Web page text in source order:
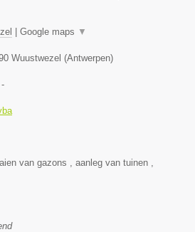
Google maps ▼
Wuustwezel (Antwerpen)
-
van gazons , aanleg van tuinen ,